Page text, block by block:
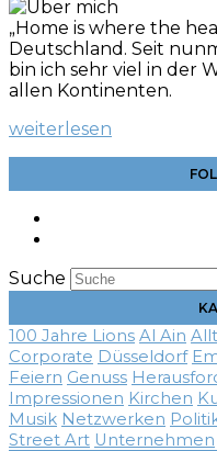
„Home is where the
Deutschland. Seit
bin ich sehr viel in der
allen Kontinenten.
weiterlesen
Suche
100 Jahre Lions Al Ain
Corporate Düsseldorf
Feiern Genuss
Impressionen Kirchen
Musik Netzwerken
Street Art Unternehmen